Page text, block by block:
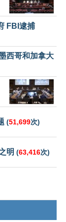
FBI逮捕
西哥和加拿大
(51,699次)
明 (63,416次)